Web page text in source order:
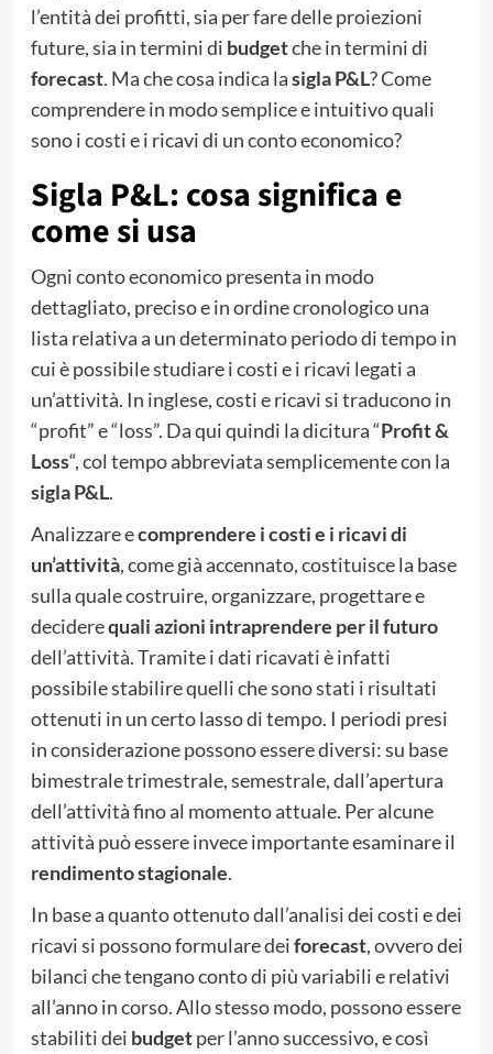
l’entità dei profitti, sia per fare delle proiezioni
future, sia in termini di budgetche in termini di
forecast. Ma che cosa indica lasigla P&L? Come
comprendere in modo semplice e intuitivo quali
sono i costi e i ricavi di un conto economico?
Sigla P&L: cosa significa e
come si usa
Ogni conto economico presenta in modo
dettagliato, preciso e in ordine cronologico una
lista relativa a un determinato periodo di tempo in
cui è possibile studiare i costi e i ricavi legati a
un’attività. In inglese, costi e ricavi si traducono in
“profit” e “loss”. Da qui quindi la dicitura “Profit &
Loss“, col tempo abbreviata semplicemente con la
sigla P&L.
Analizzare ecomprendere i costi e i ricavi di
un’attività, come già accennato, costituisce la base
sulla quale costruire, organizzare, progettare e
deciderequali azioni intraprendere per il futuro
dell’attività. Tramite i dati ricavati è infatti
possibile stabilire quelli che sono stati i risultati
ottenuti in un certo lasso di tempo. I periodi presi
in considerazione possono essere diversi: su base
bimestrale trimestrale, semestrale, dall’apertura
dell’attività fino al momento attuale. Per alcune
attività può essere invece importante esaminare il
rendimento stagionale.
In base a quanto ottenuto dall’analisi dei costi e dei
ricavi si possono formulare deiforecast, ovvero dei
bilanci che tengano conto di più variabili e relativi
all’anno in corso. Allo stesso modo, possono essere
stabiliti dei budgetper l’anno successivo, e così